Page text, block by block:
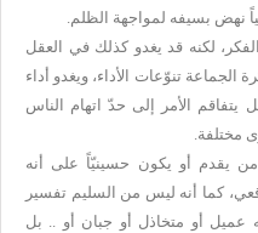
نهض بسيفه لمواجهة الظلم.
لكنه قد يغدو كذلك في العقل
تنوّعات الأداء، ويغدو أداء
الأمر إلى حدّ اتهام الناس
مختلفة.
يقدم أو يكون حسينيّاً على أنه
كما أنه ليس من السليم تفسير
عميل أو متخاذل أو جبان أو .. بل